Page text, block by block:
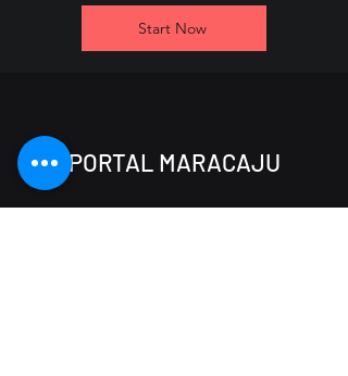
Start Now
PORTAL MARACAJU
(67) 99800-9242